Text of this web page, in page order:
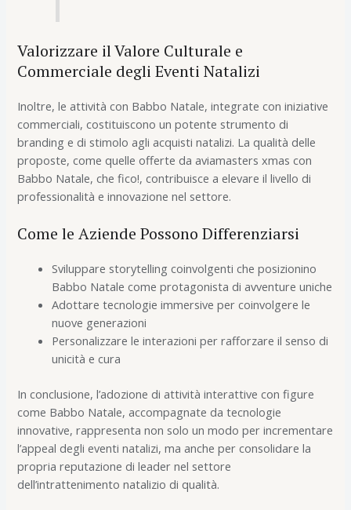
Valorizzare il Valore Culturale e
Commerciale degli Eventi Natalizi
Inoltre, le attività con Babbo Natale, integrate con iniziative
commerciali, costituiscono un potente strumento di
branding e di stimolo agli acquisti natalizi. La qualità delle
proposte, come quelle offerte da aviamasters xmas con
Babbo Natale, che fico!, contribuisce a elevare il livello di
professionalità e innovazione nel settore.
Come le Aziende Possono Differenziarsi
Sviluppare storytelling coinvolgenti che posizionino
Babbo Natale come protagonista di avventure uniche
Adottare tecnologie immersive per coinvolgere le
nuove generazioni
Personalizzare le interazioni per rafforzare il senso di
unicità e cura
In conclusione, l’adozione di attività interattive con figure
come Babbo Natale, accompagnate da tecnologie
innovative, rappresenta non solo un modo per incrementare
l’appeal degli eventi natalizi, ma anche per consolidare la
propria reputazione di leader nel settore
dell’intrattenimento natalizio di qualità.